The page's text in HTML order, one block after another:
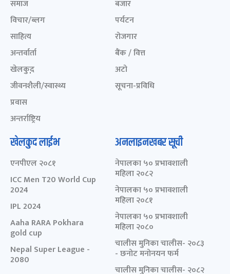
समाज
विचार/ब्लग
साहित्य
अन्तर्वार्ता
खेलकुद़़
जीवनशैली/स्वास्थ्य
प्रवास
अन्तर्राष्ट्रिय
बजार
पर्यटन
रोजगार
बैंक / वित्त
अटो
सूचना-प्रविधि
खेलकुद लाईभ
एनपीएल २०८१
ICC Men T20 World Cup
2024
IPL 2024
Aaha RARA Pokhara
gold cup
Nepal Super League -
2080
अनलाइनखबर सूची
नेपालका ५० प्रभावशाली
महिला २०८२
नेपालका ५० प्रभावशाली
महिला २०८१
नेपालका ५० प्रभावशाली
महिला २०८०
चालीस मुनिका चालीस- २०८३
- छनोट मनोनयन फर्म
चालीस मुनिका चालीस- २०८२